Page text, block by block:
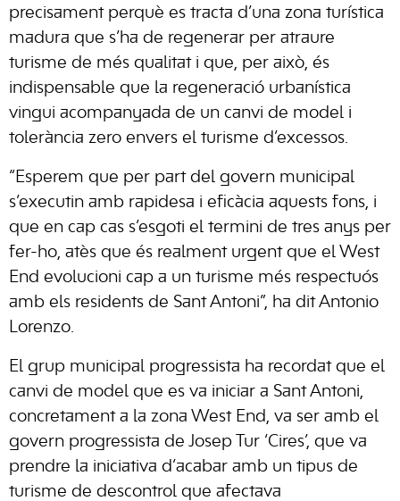
precisament perquè es tracta d’una zona turística
madura que s’ha de regenerar per atraure
turisme de més qualitat i que, per això, és
indispensable que la regeneració urbanística
vingui acompanyada de un canvi de model i
tolerància zero envers el turisme d’excessos.
“Esperem que per part del govern municipal
s’executin amb rapidesa i eficàcia aquests fons, i
que en cap cas s’esgoti el termini de tres anys per
fer-ho, atès que és realment urgent que el West
End evolucioni cap a un turisme més respectuós
amb els residents de Sant Antoni”, ha dit Antonio
Lorenzo.
El grup municipal progressista ha recordat que el
canvi de model que es va iniciar a Sant Antoni,
concretament a la zona West End, va ser amb el
govern progressista de Josep Tur ‘Cires’, que va
prendre la iniciativa d’acabar amb un tipus de
turisme de descontrol que afectava